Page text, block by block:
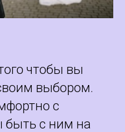
чтобы вы
выбором.
с
с ним на